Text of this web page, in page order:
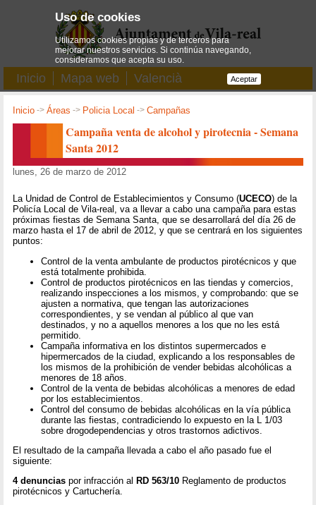
Inicio Mapa web Valencià
Inicio ->Áreas -> Policia Local ->Campañas
Campaña venta de alcohol y pirotecnia - Semana
Santa 2012
lunes, 26 de marzo de 2012
La Unidad de Control de Establecimientos y Consumo (UCECO) de la
Policía Local de Vila-real, va a llevar a cabo una campaña para estas
próximas fiestas de Semana Santa, que se desarrollará del día 26 de
marzo hasta el 17 de abril de 2012, y que se centrará en los siguientes
puntos:
Control de la venta ambulante de productos pirotécnicos y que
está totalmente prohibida.
Control de productos pirotécnicos en las tiendas y comercios,
realizando inspecciones a los mismos, y comprobando: que se
ajusten a normativa, que tengan las autorizaciones
correspondientes, y se vendan al público al que van
destinados, y no a aquellos menores a los que no les está
permitido.
Campaña informativa en los distintos supermercados e
hipermercados de la ciudad, explicando a los responsables de
los mismos de la prohibición de vender bebidas alcohólicas a
menores de 18 años.
Control de la venta de bebidas alcohólicas a menores de edad
por los establecimientos.
Control del consumo de bebidas alcohólicas en la vía pública
durante las fiestas, contradiciendo lo expuesto en la L 1/03
sobre drogodependencias y otros trastornos adictivos.
El resultado de la campaña llevada a cabo el año pasado fue el
siguiente:
4 denuncias por infracción al RD 563/10 Reglamento de productos
pirotécnicos y Cartuchería.
Uso de cookies
Utilizamos cookies propias y de terceros para
mejorar nuestros servicios. Si continúa navegando,
consideramos que acepta su uso.
Aceptar